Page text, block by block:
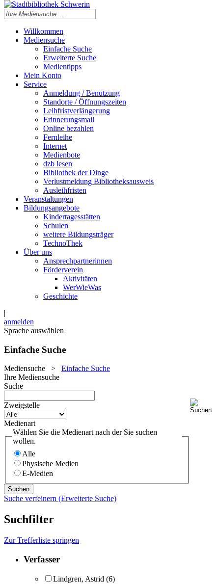
Willkommen
Mediensuche
Einfache Suche
Erweiterte Suche
Medientipps
Mein Konto
Service
Anmeldung / Benutzung
Standorte / Öffnungszeiten
Leihfristverlängerung
Erinnerungsmail
Online bezahlen
Fernleihe
Internet
Medienbote
dzb lesen
Bibliothek der Dinge
Verlustmeldung Bibliotheksausweis
Ausleihfristen
Veranstaltungen
Bildungsangebote
Kindertagesstätten
Schulen
weitere Bildungsträger
TechnoThek
Über uns
Ansprechpartnerinnen
Förderverein
Aktivitäten
WerWieWas
Geschichte
|
anmelden
Sprache auswählen
Einfache Suche
Mediensuche > Einfache Suche
Ihre Mediensuche
Suche
Zweigstelle
Medienart
Wählen Sie die Medienart nach der Sie suchen
wollen.
Alle
Physische Medien
E-Medien
Suche verfeinern (Erweiterte Suche)
Suchfilter
Zur Trefferliste springen
Verfasser
Lindgren, Astrid (6)